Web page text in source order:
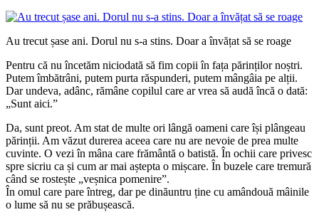
Au trecut șase ani. Dorul nu s-a stins. Doar a învățat să se roage
Pentru că nu încetăm niciodată să fim copii în fața părinților noștri.
Putem îmbătrâni, putem purta răspunderi, putem mângâia pe alții.
Dar undeva, adânc, rămâne copilul care ar vrea să audă încă o dată:
„Sunt aici.”
Da, sunt preot. Am stat de multe ori lângă oameni care își plângeau
părinții. Am văzut durerea aceea care nu are nevoie de prea multe
cuvinte. O vezi în mâna care frământă o batistă. În ochii care privesc
spre sicriu ca și cum ar mai aștepta o mișcare. În buzele care tremură
când se rostește „veșnica pomenire”.
În omul care pare întreg, dar pe dinăuntru ține cu amândouă mâinile
o lume să nu se prăbușească.